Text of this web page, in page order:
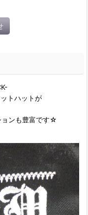
トハットが
ョンも豊富です☆